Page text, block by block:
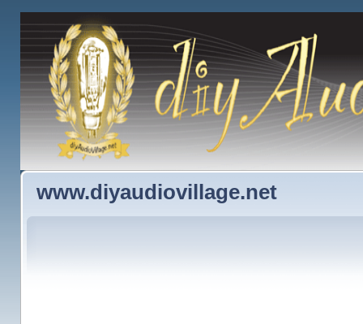
www.diyaudiovillage.net